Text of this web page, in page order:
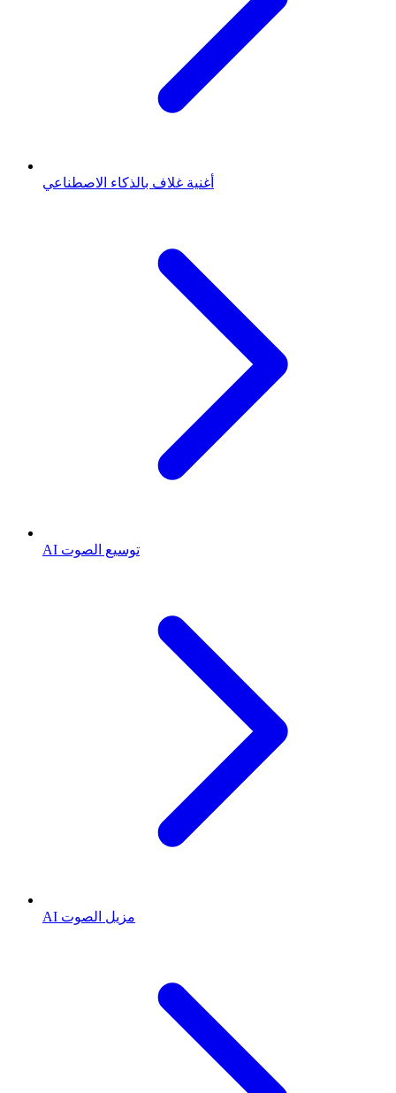
أغنية غلاف بالذكاء الاصطناعي
AI توسيع الصوت
AI مزيل الصوت